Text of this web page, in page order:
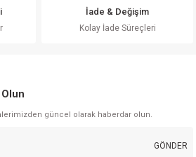
İade & Değişim
Kolay İade Süreçleri
güncel olarak haberdar olun.
GÖNDER